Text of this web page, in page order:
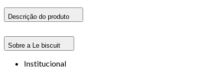
Descrição do produto
Sobre a Le biscuit
Institucional